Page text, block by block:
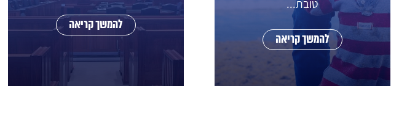
להמשך קריאה
להמשך קריאה